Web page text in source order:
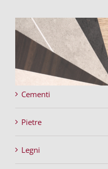
Cementi
Pietre
Legni